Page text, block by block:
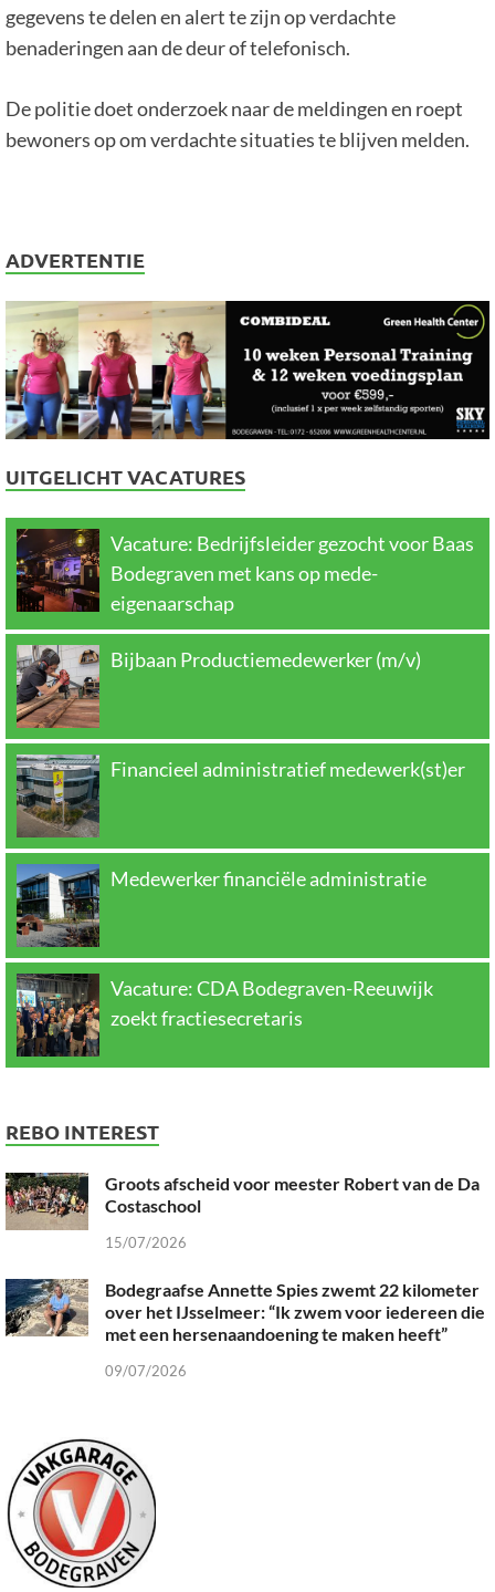
gegevens te delen en alert te zijn op verdachte
benaderingen aan de deur of telefonisch.
De politie doet onderzoek naar de meldingen en roept
bewoners op om verdachte situaties te blijven melden.
ADVERTENTIE
UITGELICHT VACATURES
Vacature: Bedrijfsleider gezocht voor Baas
Bodegraven met kans op mede-
eigenaarschap
Bijbaan Productiemedewerker (m/v)
Financieel administratief medewerk(st)er
Medewerker financiële administratie
Vacature: CDA Bodegraven-Reeuwijk
zoekt fractiesecretaris
REBO INTEREST
Groots afscheid voor meester Robert van de Da
Costaschool
15/07/2026
Bodegraafse Annette Spies zwemt 22 kilometer
over het IJsselmeer: “Ik zwem voor iedereen die
met een hersenaandoening te maken heeft”
09/07/2026